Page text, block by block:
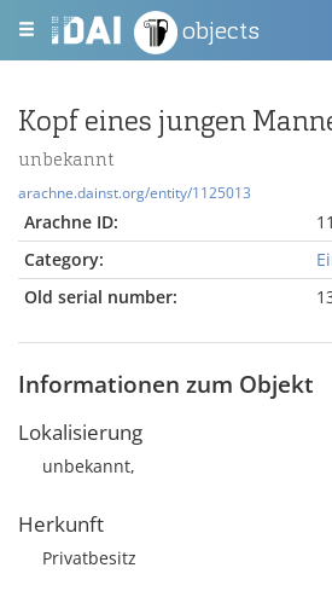
objects
Kopf eines jungen
unbekannt
arachne.dainst.org/entity/1125013
Arachne ID:
Category:
Old serial number:
Informationen zum Objekt
Lokalisierung
unbekannt,
Herkunft
Privatbesitz